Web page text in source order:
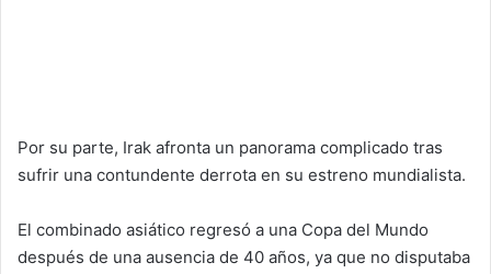
Por su parte, Irak afronta un panorama complicado tras
sufrir una contundente derrota en su estreno mundialista.
El combinado asiático regresó a una Copa del Mundo
después de una ausencia de 40 años, ya que no disputaba